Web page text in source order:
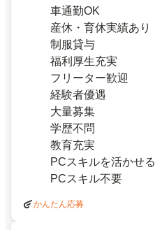
車通勤OK
産休・育休実績あり
制服貸与
福利厚生充実
フリーター歓迎
経験者優遇
大量募集
学歴不問
教育充実
PCスキルを活かせる
PCスキル不要
かんたん応募